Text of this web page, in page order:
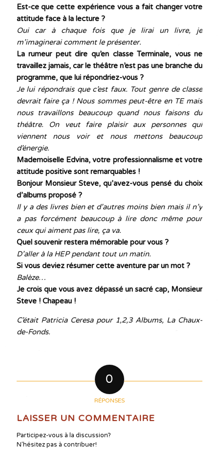
Est-ce que cette expérience vous a fait changer votre
attitude face à la lecture ?
Oui car à chaque fois que je lirai un livre, je
m’imaginerai comment le présenter.
La rumeur peut dire qu’en classe Terminale, vous ne
travaillez jamais, car le théâtre n’est pas une branche du
programme, que lui répondriez-vous ?
Je lui répondrais que c’est faux. Tout genre de classe
devrait faire ça ! Nous sommes peut-être en TE mais
nous travaillons beaucoup quand nous faisons du
théâtre. On veut faire plaisir aux personnes qui
viennent nous voir et nous mettons beaucoup
d’énergie.
Mademoiselle Edvina, votre professionnalisme et votre
attitude positive sont remarquables !
Bonjour Monsieur Steve, qu’avez-vous pensé du choix
d’albums proposé ?
Il y a des livres bien et d’autres moins bien mais il n’y
a pas forcément beaucoup à lire donc même pour
ceux qui aiment pas lire, ça va.
Quel souvenir restera mémorable pour vous ?
D’aller à la HEP pendant tout un matin.
Si vous deviez résumer cette aventure par un mot ?
Balèze…
Je crois que vous avez dépassé un sacré cap, Monsieur
Steve ! Chapeau !
C’était Patricia Ceresa pour 1,2,3 Albums, La Chaux-
de-Fonds.
0
RÉPONSES
LAISSER UN COMMENTAIRE
Participez-vous à la discussion?
N'hésitez pas à contribuer!